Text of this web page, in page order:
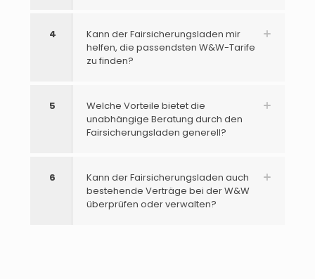
4
Kann der Fairsicherungsladen mir
helfen, die passendsten W&W-Tarife
zu finden?
5
Welche Vorteile bietet die
unabhängige Beratung durch den
Fairsicherungsladen generell?
6
Kann der Fairsicherungsladen auch
bestehende Verträge bei der W&W
überprüfen oder verwalten?